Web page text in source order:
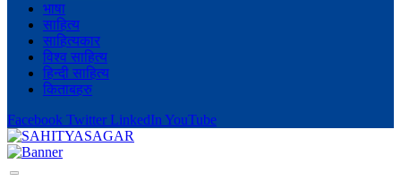
भाषा
साहित्य
साहित्यकार
विश्व साहित्य
हिन्दी साहित्य
किताबहरु
Facebook Twitter LinkedIn YouTube